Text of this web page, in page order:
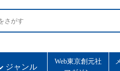
ジャンル
Web東京創元社